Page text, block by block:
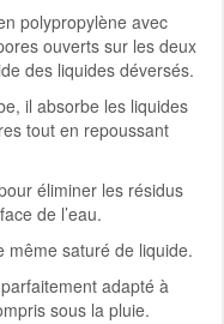
polypropylène avec
ouverts sur les deux
des liquides déversés.
il absorbe les liquides
tout en repoussant
éliminer les résidus
de l’eau.
même saturé de liquide.
adapté à
sous la pluie.